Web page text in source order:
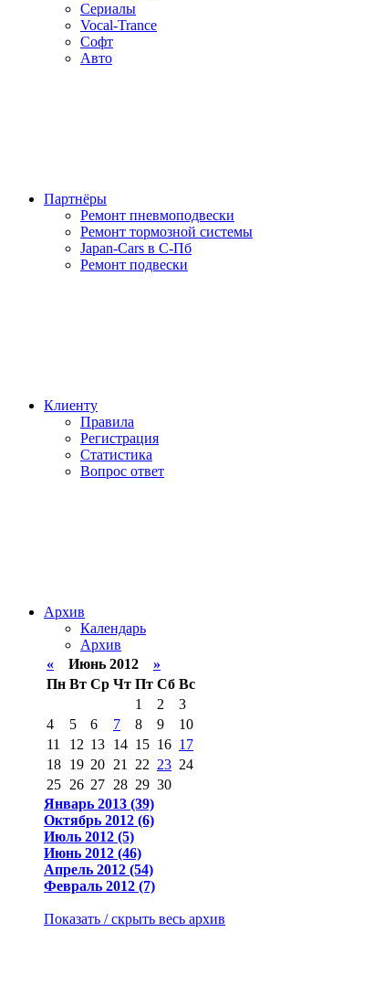
Сериалы
Vocal-Trance
Софт
Авто
Партнёры
Ремонт пневмоподвески
Ремонт тормозной системы
Japan-Cars в С-Пб
Ремонт подвески
Клиенту
Правила
Регистрация
Статистика
Вопрос ответ
Архив
Календарь
Архив
« Июнь 2012 »
Пн Вт Ср Чт Пт Сб Вс
1
2
3
4
5 6 7 8 9
10
11
12 13 14 15 16 17
18 19 20 21 22 23 24
25 26 27 28 29 30
Январь 2013 (39)
Октябрь 2012 (6)
Июль 2012 (5)
Июнь 2012 (46)
Апрель 2012 (54)
Февраль 2012 (7)
Показать / скрыть весь архив